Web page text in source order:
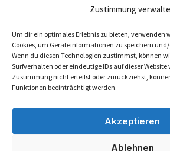
Zustimmung
Um dir ein optimales Erlebnis zu bieten, verwenden
Cookies, um Geräteinformationen zu speichern
Wenn du diesen Technologien zustimmst, können
Surfverhalten oder eindeutige IDs auf dieser
Zustimmung nicht erteilst oder zurückziehst,
Funktionen beeinträchtigt werden.
Akzeptieren
Ablehnen
Mit Sitz in